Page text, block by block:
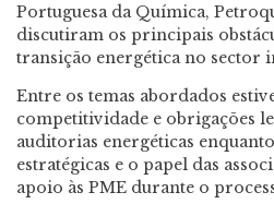
Portuguesa da Química,
discutiram os principais
transição energética no sector
Entre os temas abordados
competitividade e obrigações
auditorias energéticas
estratégicas e o papel das
apoio às PME durante o